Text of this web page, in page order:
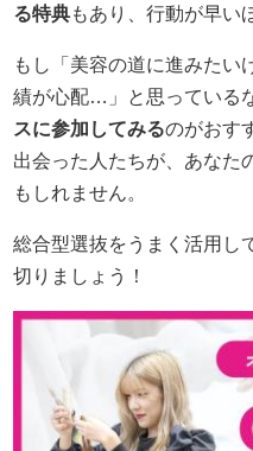
る特典もあり、行動が早い
もし「美容の道に進みた
績が心配…」と思っている
スに参加してみるのがおす
出会った人たちが、あなた
もしれません。
総合型選抜をうまく活用し
切りましょう！